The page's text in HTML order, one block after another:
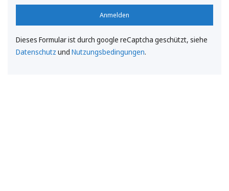
Anmelden
Dieses Formular ist durch google reCaptcha geschützt, siehe
Datenschutz und Nutzungsbedingungen.